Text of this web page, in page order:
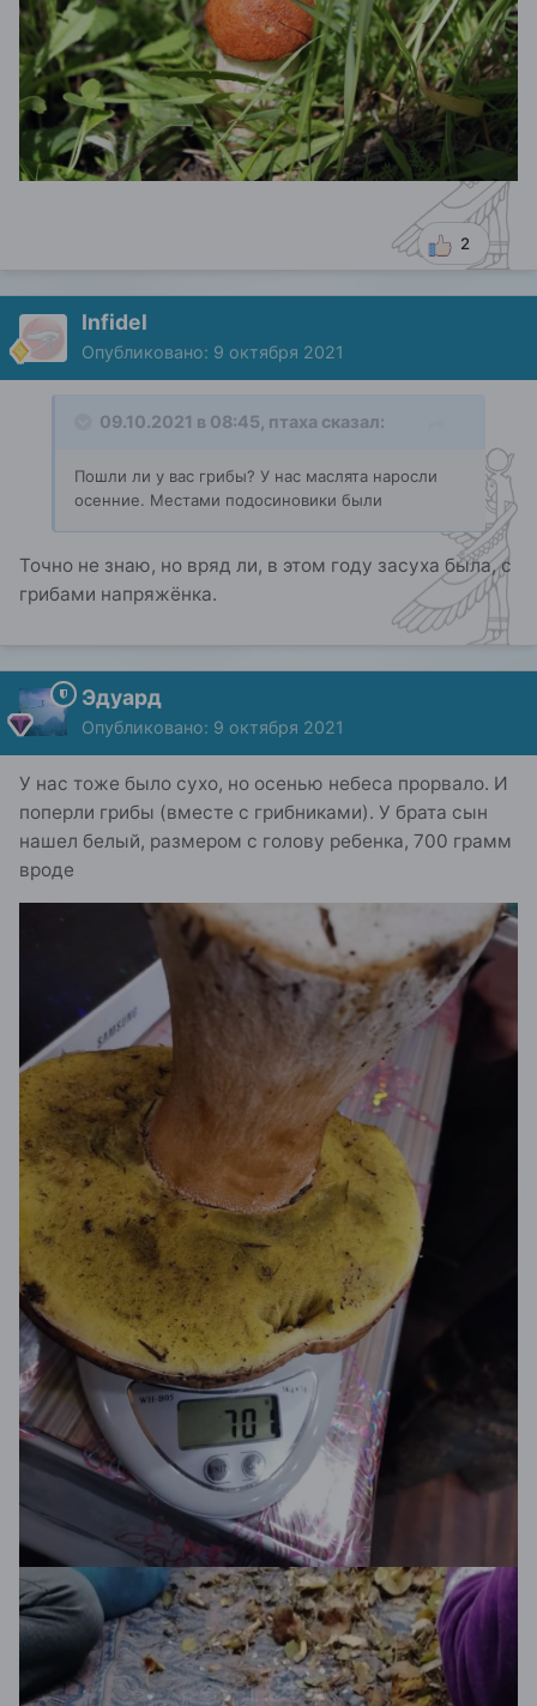
2
Infidel
Опубликовано: 9 октября 2021
09.10.2021 в 08:45, птаха сказал:
Пошли ли у вас грибы? У нас маслята наросли
осенние. Местами подосиновики были
Точно не знаю, но вряд ли, в этом году засуха была, с
грибами напряжёнка.
Эдуард
Опубликовано: 9 октября 2021
У нас тоже было сухо, но осенью небеса прорвало. И
поперли грибы (вместе с грибниками). У брата сын
нашел белый, размером с голову ребенка, 700 грамм
вроде